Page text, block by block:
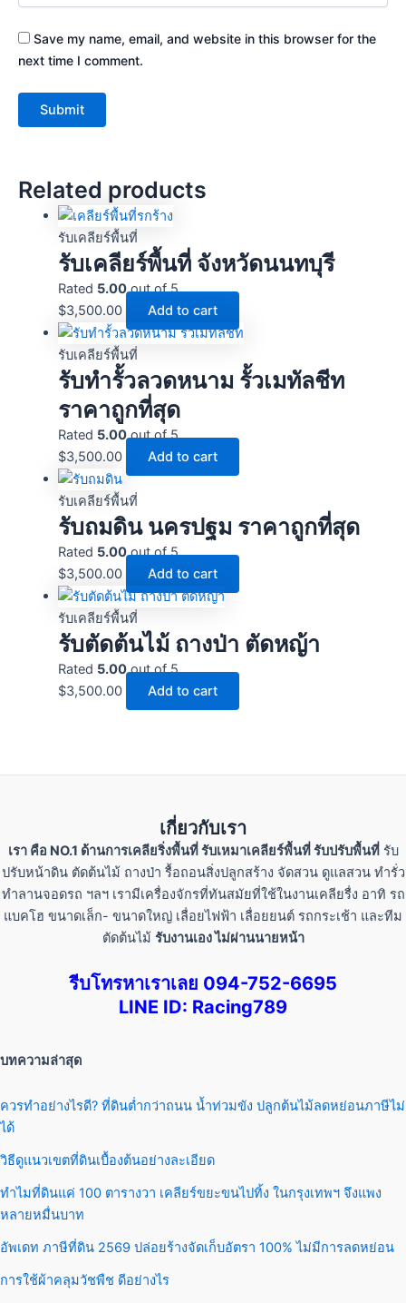
Save my name, email, and website in this browser for the
next time I comment.
Related products
รับเคลียร์พื้นที่
รับเคลียร์พื้นที่ จังหวัดนนทบุรี
Rated 5.00out of 5
$3,500.00 Add to cart
รับเคลียร์พื้นที่
รับทำรั้วลวดหนาม รั้วเมทัลชีท
ราคาถูกที่สุด
Rated 5.00out of 5
$3,500.00 Add to cart
รับเคลียร์พื้นที่
รับถมดิน นครปฐม ราคาถูกที่สุด
Rated 5.00out of 5
$3,500.00 Add to cart
รับเคลียร์พื้นที่
รับตัดต้นไม้ ถางป่า ตัดหญ้า
Rated 5.00out of 5
$3,500.00 Add to cart
เกี่ยวกับเรา
เรา คือ NO.1 ด้านการเคลียริ่งพื้นที่ รับเหมาเคลียร์พื้นที่ รับปรับพื้นที่รับ
ปรับหน้าดิน ตัดต้นไม้ ถางป่า รื้อถอนสิ่งปลูกสร้าง จัดสวน ดูแลสวน ทำรั่ว
ทำลานจอดรถ ฯลฯ เรามีเครื่องจักรที่ทันสมัยที่ใช้ในงานเคลียรื่ง อาทิ รถ
แบคโฮ ขนาดเล็ก- ขนาดใหญ่ เลื่อยไฟฟ้า เลื่อยยนต์ รถกระเช้า และทีม
ตัดต้นไม้ รับงานเอง ไม่ผ่านนายหน้า
รีบโทรหาเราเลย 094-752-6695
LINE ID: Racing789
บทความล่าสุด
ควรทำอย่างไรดี? ที่ดินต่ำกว่าถนน น้ำท่วมขัง ปลูกต้นไม้ลดหย่อนภาษีไม่
ได้
วิธีดูแนวเขตที่ดินเบื้องต้นอย่างละเอียด
ทำไมที่ดินแค่ 100 ตารางวา เคลียร์ขยะขนไปทิ้ง ในกรุงเทพฯ จึงแพง
หลายหมื่นบาท
อัพเดท ภาษีที่ดิน 2569 ปล่อยร้างจัดเก็บอัตรา 100% ไม่มีการลดหย่อน
การใช้ผ้าคลุมวัชพืช ดีอย่างไร